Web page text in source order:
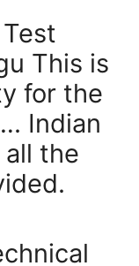
This is
for the
Indian
all the